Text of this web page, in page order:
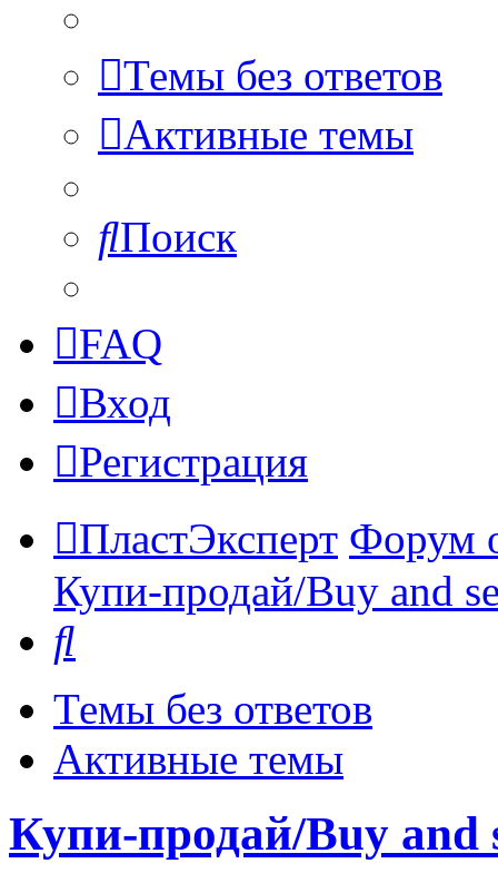
Темы без ответов
Активные темы
Поиск
FAQ
Вход
Регистрация
ПластЭксперт Форум
Купи-продай/Buy and
Темы без ответов
Активные темы
Купи-продай/Buy and